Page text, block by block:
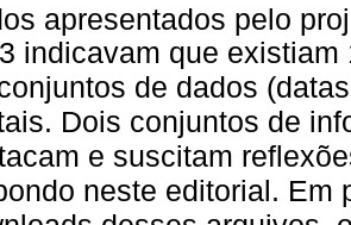
apresentados pelo
indicavam que
de dados
Dois conjuntos de
e suscitam
neste editorial. Em